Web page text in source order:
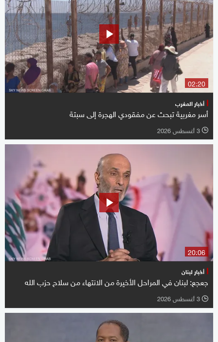
02:20
أخبار المغرب
أسر مغربية تبحث عن مفقودي الهجرة إلى سبتة
l 3 أغسطس 2026
20:06
أخبار لبنان
جعجع: لبنان في المراحل الأخيرة من الانتهاء من سلاح حزب الله
l 3 أغسطس 2026